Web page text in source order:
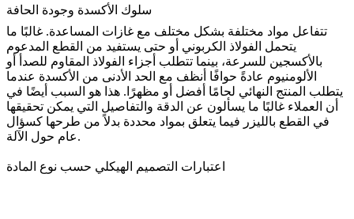
سلوك الأكسدة وجودة الحافة
تتفاعل مواد مختلفة بشكل مختلف مع غازات المساعدة. غالبًا ما
يتحمل الفولاذ الكربوني أو حتى يستفيد من القطع المدعوم
بالأكسجين للسرعة، بينما تتطلب أجزاء الفولاذ المقاوم للصدأ أو
الألومنيوم عادةً حوافًا أنظف مع الحد الأدنى من الأكسدة عندما
يتطلب المنتج النهائي لحامًا أفضل أو مظهرًا. هذا هو السبب أيضًا في
أن العملاء غالبًا ما يسألون عن الدقة والتفاصيل التي يمكن تحقيقها
في القطع بالليزر فيما يتعلق بمواد محددة بدلاً من طرحها كسؤال
عام حول الآلة.
اعتبارات التصميم الهيكلي حسب نوع المادة